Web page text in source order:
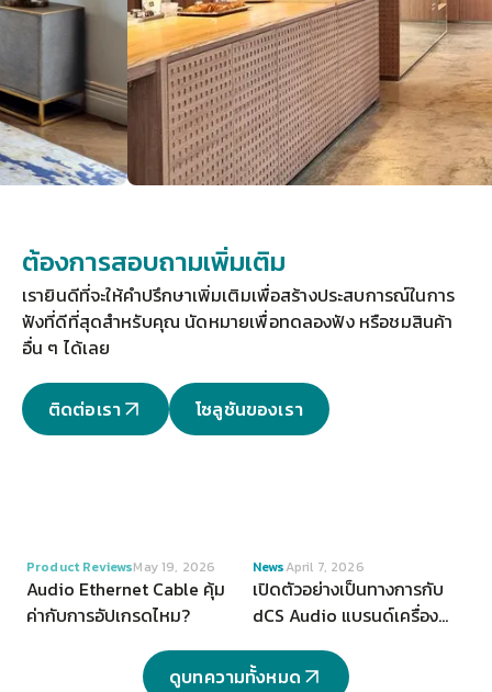
ต้องการสอบถามเพิ่มเติม
เรายินดีที่จะให้คำปรึกษาเพิ่มเติมเพื่อสร้างประสบการณ์ในการ
ฟังที่ดีที่สุดสำหรับคุณ นัดหมายเพื่อทดลองฟัง หรือชมสินค้า
อื่น ๆ ได้เลย
ติดต่อเรา โซลูชันของเรา
VIEW
Product ReviewsMay 19, 2026
Audio Ethernet Cable คุ้ม
ค่ากับการอัปเกรดไหม?
VIEW
NewsApril 7, 2026
เปิดตัวอย่างเป็นทางการกับ
dCS Audio แบรนด์เครื่อง
ราชอาณาจักร
ดูบทความทั้งหมด